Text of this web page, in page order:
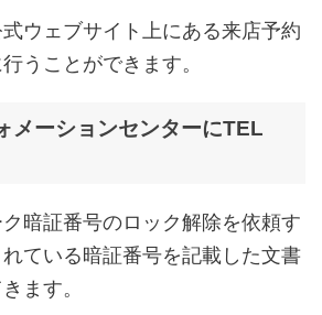
ウェブサイト上にある来店予約
うことができます。
メーションセンターにTEL
暗証番号のロック解除を依頼す
ている暗証番号を記載した文書
ます。